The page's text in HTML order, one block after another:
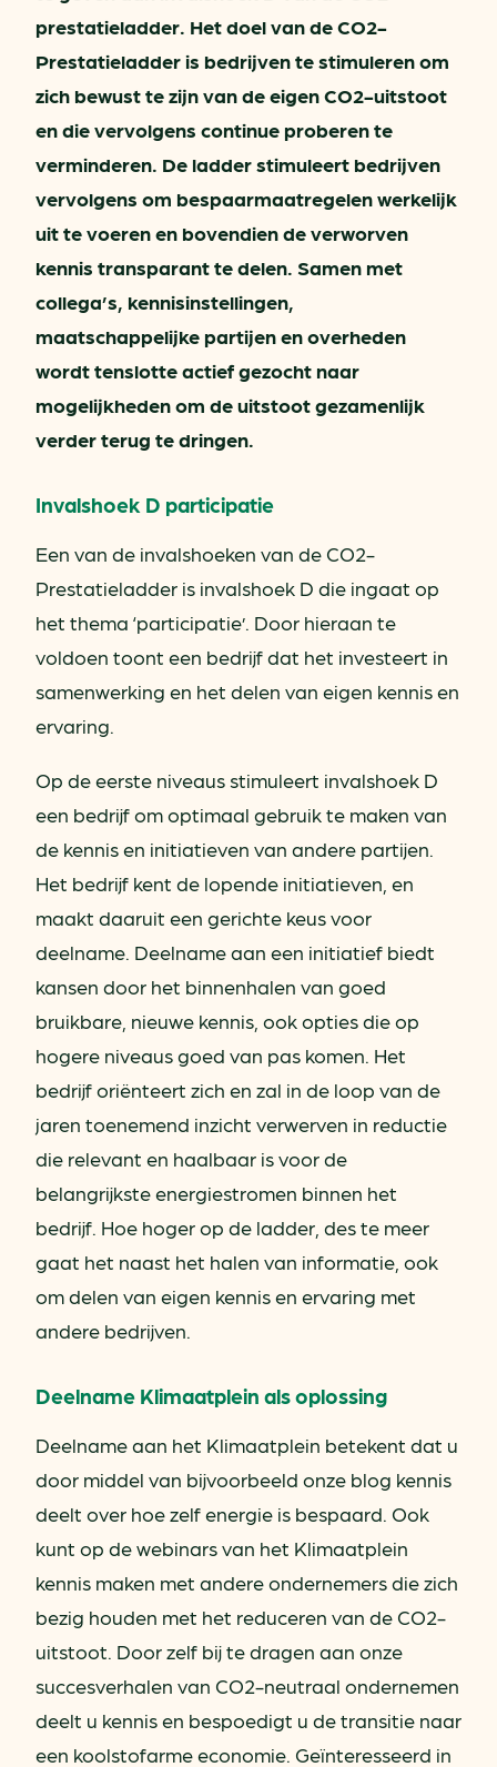
prestatieladder. Het doel van de CO2-
Prestatieladder is bedrijven te stimuleren om
zich bewust te zijn van de eigen CO2-uitstoot
en die vervolgens continue proberen te
verminderen. De ladder stimuleert bedrijven
vervolgens om bespaarmaatregelen werkelijk
uit te voeren en bovendien de verworven
kennis transparant te delen. Samen met
collega’s, kennisinstellingen,
maatschappelijke partijen en overheden
wordt tenslotte actief gezocht naar
mogelijkheden om de uitstoot gezamenlijk
verder terug te dringen.
Invalshoek D participatie
Een van de invalshoeken van de CO2-
Prestatieladder is invalshoek D die ingaat op
het thema ‘participatie’. Door hieraan te
voldoen toont een bedrijf dat het investeert in
samenwerking en het delen van eigen kennis en
ervaring.
Op de eerste niveaus stimuleert invalshoek D
een bedrijf om optimaal gebruik te maken van
de kennis en initiatieven van andere partijen.
Het bedrijf kent de lopende initiatieven, en
maakt daaruit een gerichte keus voor
deelname. Deelname aan een initiatief biedt
kansen door het binnenhalen van goed
bruikbare, nieuwe kennis, ook opties die op
hogere niveaus goed van pas komen. Het
bedrijf oriënteert zich en zal in de loop van de
jaren toenemend inzicht verwerven in reductie
die relevant en haalbaar is voor de
belangrijkste energiestromen binnen het
bedrijf. Hoe hoger op de ladder, des te meer
gaat het naast het halen van informatie, ook
om delen van eigen kennis en ervaring met
andere bedrijven.
Deelname Klimaatplein als oplossing
Deelname aan het Klimaatplein betekent dat u
door middel van bijvoorbeeld onze blog kennis
deelt over hoe zelf energie is bespaard. Ook
kunt op de webinars van het Klimaatplein
kennis maken met andere ondernemers die zich
bezig houden met het reduceren van de CO2-
uitstoot. Door zelf bij te dragen aan onze
succesverhalen van CO2-neutraal ondernemen
deelt u kennis en bespoedigt u de transitie naar
een koolstofarme economie. Geïnteresseerd in